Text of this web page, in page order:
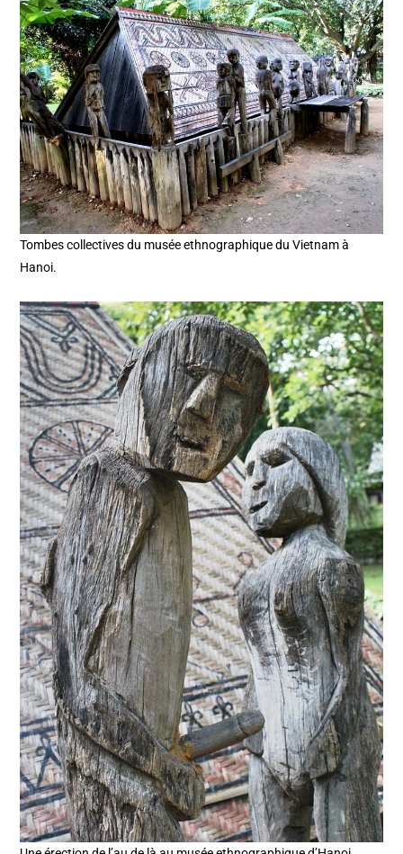
Tombes collectives du musée ethnographique du Vietnam à
Hanoi.